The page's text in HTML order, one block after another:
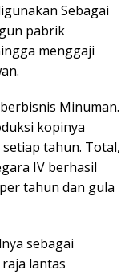
Sebagai
pabrik
menggaji
Minuman.
kopinya
tahun. Total,
IV berhasil
tahun dan gula
sebagai
lantas